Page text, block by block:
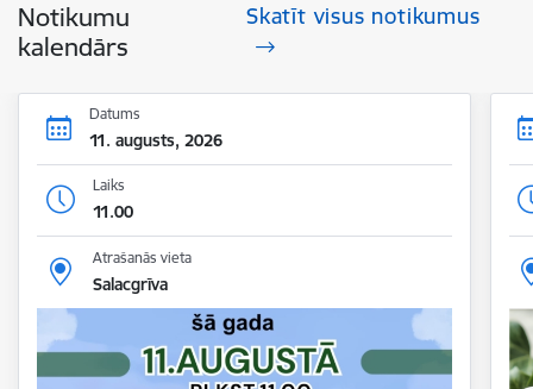
Notikumu
kalendārs
Skatīt visus notikumus
Datums
11. augusts, 2026
Laiks
11.00
Atrašanās vieta
Salacgrīva